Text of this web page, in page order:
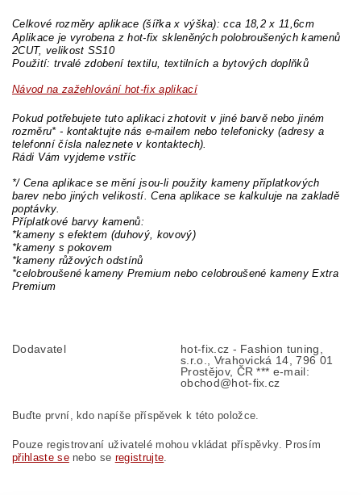
Celkové rozměry aplikace (šířka x výška): cca 18,2 x 11,6cm
Aplikace je vyrobena z hot-fix skleněných polobroušených kamenů
2CUT, velikost SS10
Použití: trvalé zdobení textilu, textilních a bytových doplňků
Návod na zažehlování hot-fix aplikací
Pokud potřebujete tuto aplikaci zhotovit v jiné barvě nebo jiném
rozměru* - kontaktujte nás e-mailem nebo telefonicky (adresy a
telefonní čísla naleznete v kontaktech).
Rádi Vám vyjdeme vstříc
*/ Cena aplikace se mění jsou-li použity kameny příplatkových
barev nebo jiných velikostí. Cena aplikace se kalkuluje na zakladě
poptávky.
Příplatkové barvy kamenů:
*kameny s efektem (duhový, kovový)
*kameny s pokovem
*kameny růžových odstínů
*celobroušené kameny Premium nebo celobroušené kameny Extra
Premium
Dodavatel
hot-fix.cz - Fashion tuning,
s.r.o., Vrahovická 14, 796 01
Prostějov, ČR *** e-mail:
obchod@hot-fix.cz
Buďte první, kdo napíše příspěvek k této položce.
Pouze registrovaní uživatelé mohou vkládat příspěvky. Prosím
přihlaste senebo se registrujte.